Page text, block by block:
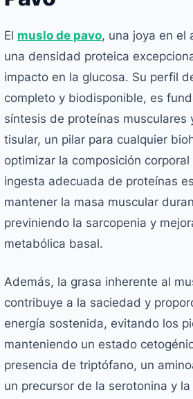
El muslo de pavo, una joya en el
una densidad proteica
impacto en la glucosa. Su perfil
completo y biodisponible, es
síntesis de proteínas musculares
tisular, un pilar para cualquier
optimizar la composición
ingesta adecuada de proteínas
mantener la masa muscular
previniendo la sarcopenia y
metabólica basal.
Además, la grasa inherente al
contribuye a la saciedad y
energía sostenida, evitando los
manteniendo un estado
presencia de triptófano, un
un precursor de la serotonina y